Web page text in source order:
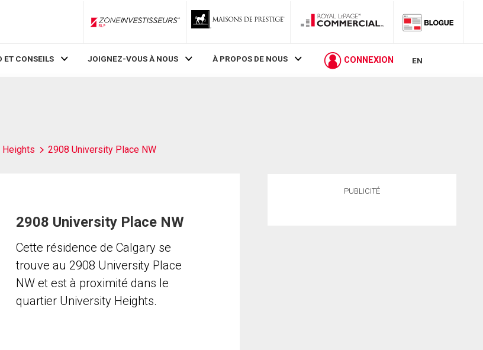
ZoneInvestisseurs RLP
ET CONSEILS JOIGNEZ-VOUS À NOUS À PROPOS DE NOUS CONNEXION EN
2908 University Place NW
2908 University Place NW
Cette résidence de Calgary se
trouve au 2908 University Place
NW et est à proximité dans le
quartier University Heights.
PUBLICITÉ